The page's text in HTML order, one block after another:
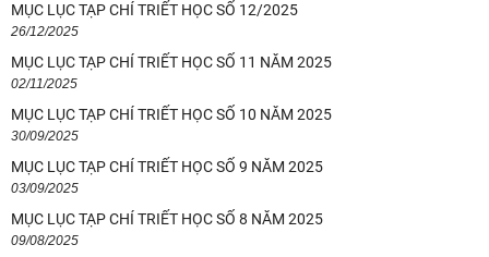
MỤC LỤC TẠP CHÍ TRIẾT HỌC SỐ 12/2025
26/12/2025
MỤC LỤC TẠP CHÍ TRIẾT HỌC SỐ 11 NĂM 2025
02/11/2025
MỤC LỤC TẠP CHÍ TRIẾT HỌC SỐ 10 NĂM 2025
30/09/2025
MỤC LỤC TẠP CHÍ TRIẾT HỌC SỐ 9 NĂM 2025
03/09/2025
MỤC LỤC TẠP CHÍ TRIẾT HỌC SỐ 8 NĂM 2025
09/08/2025
Ngày 10-11/8/2026 Hội thảo quốc tế với chủ đề: "Hồ Chí Minh và
Rosa Luxemburg về dân chủ: giá trị
Quan điểm của Chủ tịch Hồ Chí Minh về lợi ích, nguyên tắc, bản chất,
cách tổ chức và quản lý của
chuyển đổi số trong các cơ quan Đảng
Hội thảo khoa học quốc tế: “Nền kinh tế độc lập, tự chủ: Sáng kiến của
Cộng hòa Dân chủ Nhân dân